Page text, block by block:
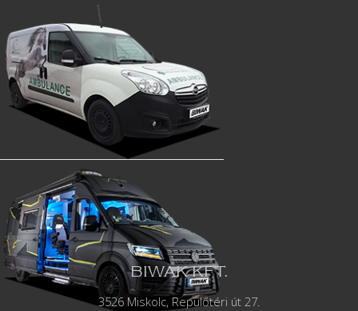
BIWAK KFT.
3526 Miskolc, Repülőtéri út 27.